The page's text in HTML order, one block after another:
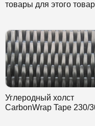
товары для этого
Углеродный холст
CarbonWrap Tape 230/